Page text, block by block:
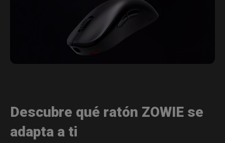
Descubre qué ratón ZOWIE se
adapta a ti